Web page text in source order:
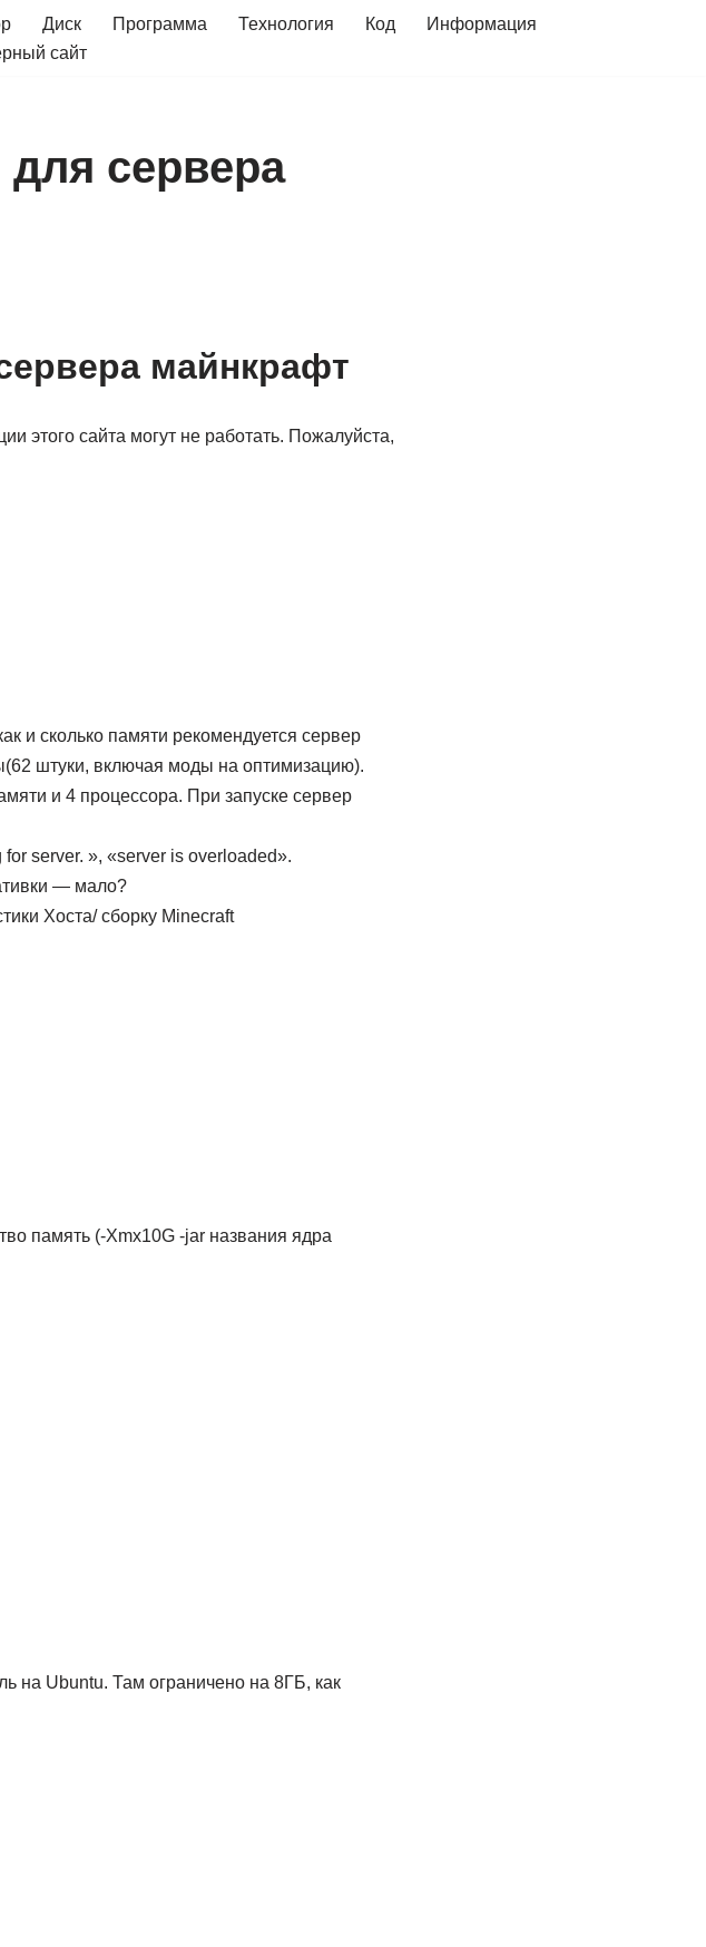
Диск Программа Технология Код
Информация
сайт
сервера
майнкрафт
этого сайта могут не работать. Пожалуйста,
и сколько памяти рекомендуется сервер
штуки, включая моды на оптимизацию).
и 4 процессора. При запуске сервер
server. », «server is overloaded».
— мало?
Хоста/ сборку Minecraft
память (-Xmx10G -jar названия ядра
на Ubuntu. Там ограничено на 8ГБ, как